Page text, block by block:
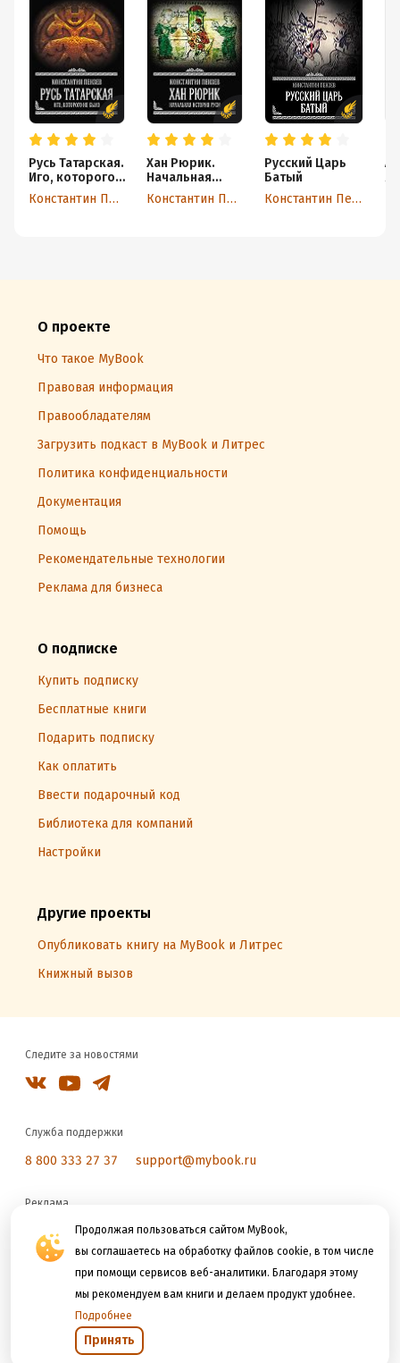
Продолжая пользоваться сайтом MyBook,
вы соглашаетесь на обработку файлов cookie, в том числе
при помощи сервисов веб-аналитики. Благодаря этому
мы рекомендуем вам книги и делаем продукт удобнее.
Подробнее
Принять
Русь Татарская.
Иго, которого
не было
Константин Пензев
Хан Рюрик.
Начальная
история РусиКонстантин Пензев
Русский Царь
Батый
Константин Пензев
я
О проекте
Что такое MyBook
Правовая информация
Правообладателям
Загрузить подкаст в MyBook и Литрес
Политика конфиденциальности
Документация
Помощь
Рекомендательные технологии
Реклама для бизнеса
О подписке
Купить подписку
Бесплатные книги
Подарить подписку
Как оплатить
Ввести подарочный код
Библиотека для компаний
Настройки
Другие проекты
Опубликовать книгу на MyBook и Литрес
Книжный вызов
Следите за новостями
Служба поддержки
8 800 333 27 37 support@mybook.ru
Реклама
reklama@litres.ru
Мы принимаем к оплате
Открыть в приложении